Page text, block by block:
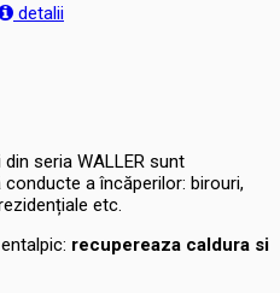
detalii
seria WALLER sunt
a încăperilor: birouri,
etc.
recupereaza caldura si